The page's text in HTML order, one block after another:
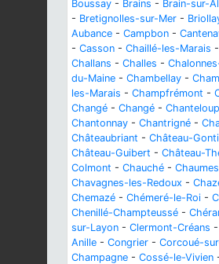
Boussay - Brains - Brain-sur-
- Bretignolles-sur-Mer -
Aubance - Campbon -
- Casson - Chaillé-les-Marais -
Challans - Challes -
du-Maine - Chambellay -
les-Marais - Champfrémont -
Changé - Changé -
Chantonnay - Chantrigné -
Châteaubriant - Château-
Château-Guibert - Château-
Colmont - Chauché -
Chavagnes-les-Redoux -
Chemazé - Chémeré-le-Roi -
Chenillé-Champteussé -
sur-Layon - Clermont-Créans -
Anille - Congrier - Corcoué-
Champagne - Cossé-le-Vivien